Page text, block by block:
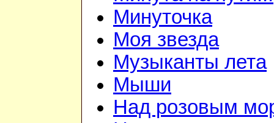
Минуточка
Моя звезда
Музыканты лета
Мыши
Над розовым